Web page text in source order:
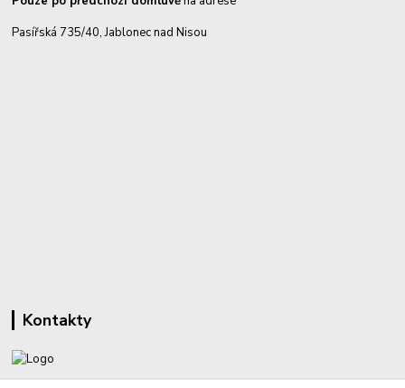
Pasířská 735/40, Jablonec nad Nisou
Kontakty